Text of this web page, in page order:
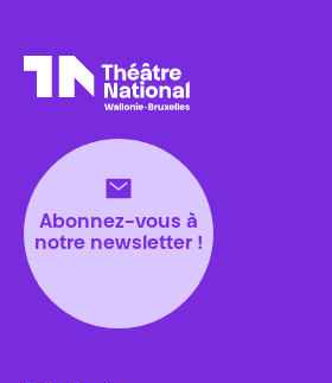
Abonnez-vous à
notre newsletter !